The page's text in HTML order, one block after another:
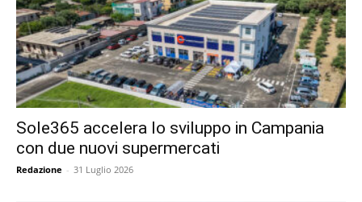
Sole365 accelera lo sviluppo in Campania
con due nuovi supermercati
Redazione - 31 Luglio 2026